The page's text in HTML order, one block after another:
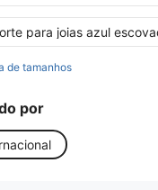
para joias azul
de tamanhos
por